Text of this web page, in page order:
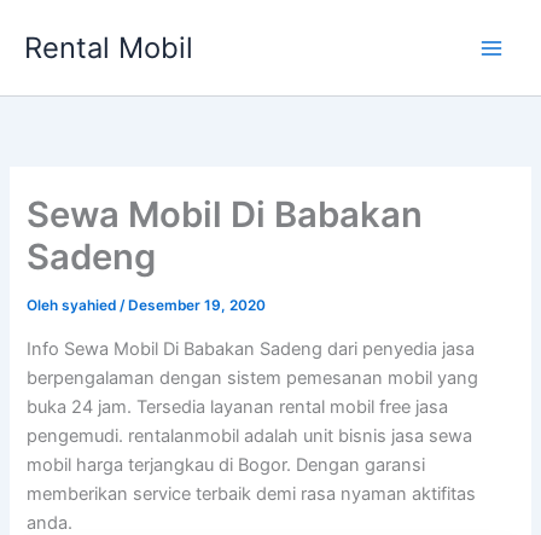
Rental Mobil
Sewa Mobil Di Babakan
Sadeng
Olehsyahied/ Desember 19, 2020
Info Sewa Mobil Di Babakan Sadeng dari penyedia jasa
berpengalaman dengan sistem pemesanan mobil yang
buka 24 jam. Tersedia layanan rental mobil free jasa
pengemudi. rentalanmobil adalah unit bisnis jasa sewa
mobil harga terjangkau di Bogor. Dengan garansi
memberikan service terbaik demi rasa nyaman aktifitas
anda.